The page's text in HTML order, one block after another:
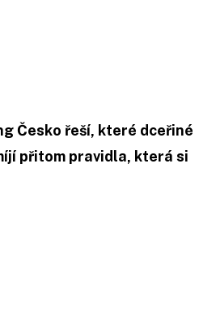
Česko řeší, které dceřiné
přitom pravidla, která si